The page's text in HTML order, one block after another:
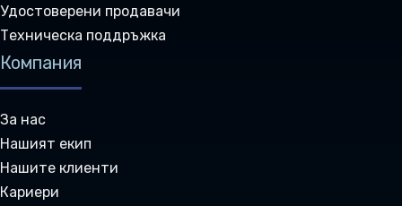
Удостоверени продавачи
Техническа поддръжка
Компания
За нас
Нашият екип
Нашите клиенти
Кариери